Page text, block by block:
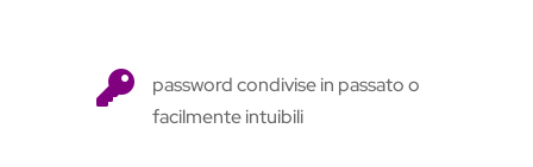

password condivise in passato o
facilmente intuibili